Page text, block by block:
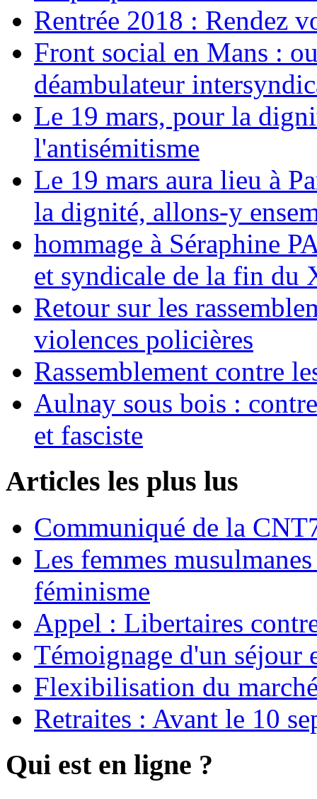
Rentrée 2018 : Rendez
Front social en Mans :
déambulateur
Le 19 mars, pour la
l'antisémitisme
Le 19 mars aura lieu à
la dignité, allons-y
hommage à Séraphine
et syndicale de la fin du
Retour sur les
violences policières
Rassemblement contre
Aulnay sous bois :
et fasciste
Articles les plus lus
Communiqué de la
Les femmes
féminisme
Appel : Libertaires
Témoignage d'un séjour
Flexibilisation du
Retraites : Avant le 10
Qui est en ligne ?